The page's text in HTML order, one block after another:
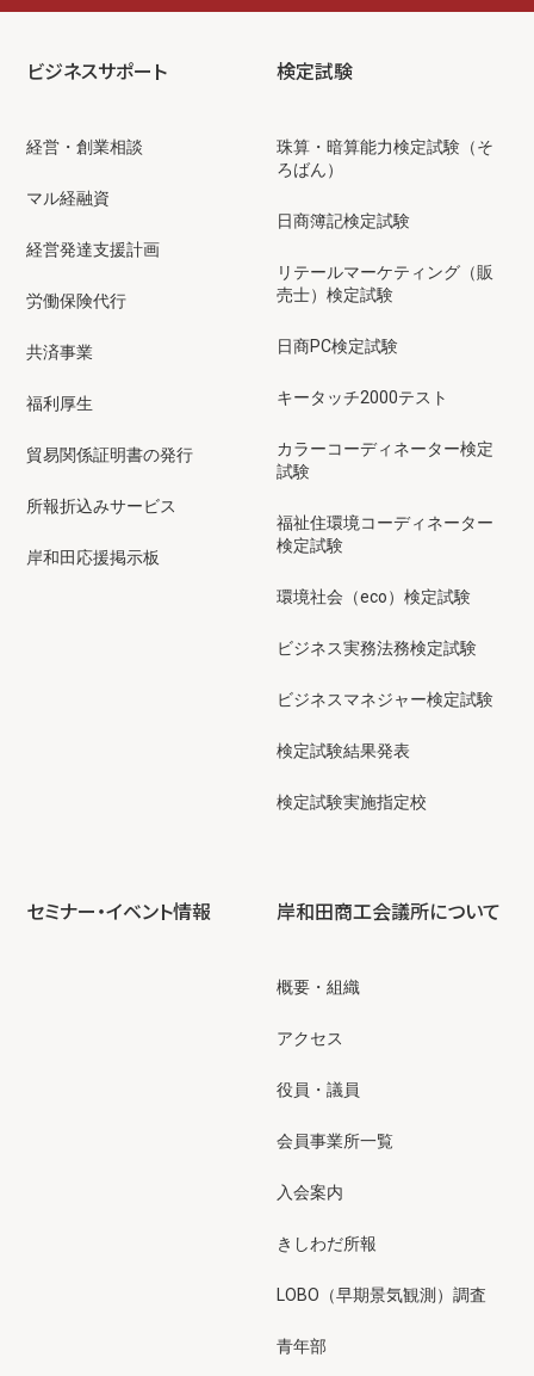
ビジネスサポート
経営・創業相談
マル経融資
経営発達支援計画
労働保険代行
共済事業
福利厚生
貿易関係証明書の発行
所報折込みサービス
岸和田応援掲示板
検定試験
珠算・暗算能力検定試験（そ
ろばん）
日商簿記検定試験
リテールマーケティング（販
売士）検定試験
日商PC検定試験
キータッチ2000テスト
カラーコーディネーター検定
試験
福祉住環境コーディネーター
検定試験
環境社会（eco）検定試験
ビジネス実務法務検定試験
ビジネスマネジャー検定試験
検定試験結果発表
検定試験実施指定校
セミナー・イベント情報 岸和田商工会議所について
概要・組織
アクセス
役員・議員
会員事業所一覧
入会案内
きしわだ所報
LOBO（早期景気観測）調査
青年部